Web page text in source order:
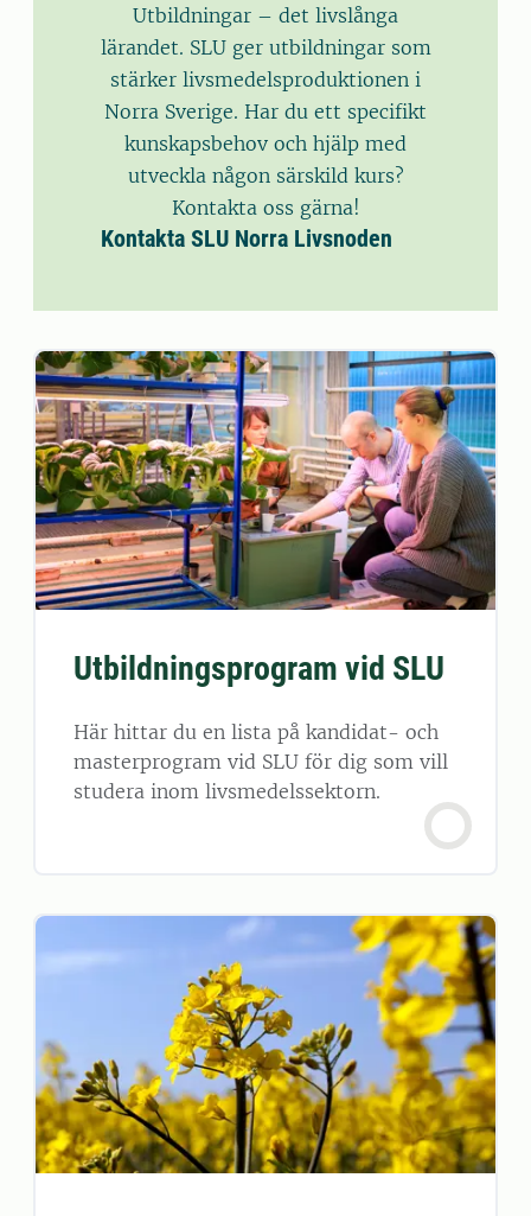
Utbildningar – det livslånga
lärandet. SLU ger utbildningar som
stärker livsmedelsproduktionen i
Norra Sverige. Har du ett specifikt
kunskapsbehov och hjälp med
utveckla någon särskild kurs?
Kontakta oss gärna!
Kontakta SLU Norra Livsnoden
Utbildningsprogram vid SLU
Här hittar du en lista på kandidat- och
masterprogram vid SLU för dig som vill
studera inom livsmedelssektorn.